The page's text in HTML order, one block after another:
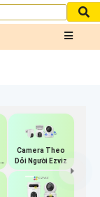
Camera Theo
Dỏi Người Ezviz